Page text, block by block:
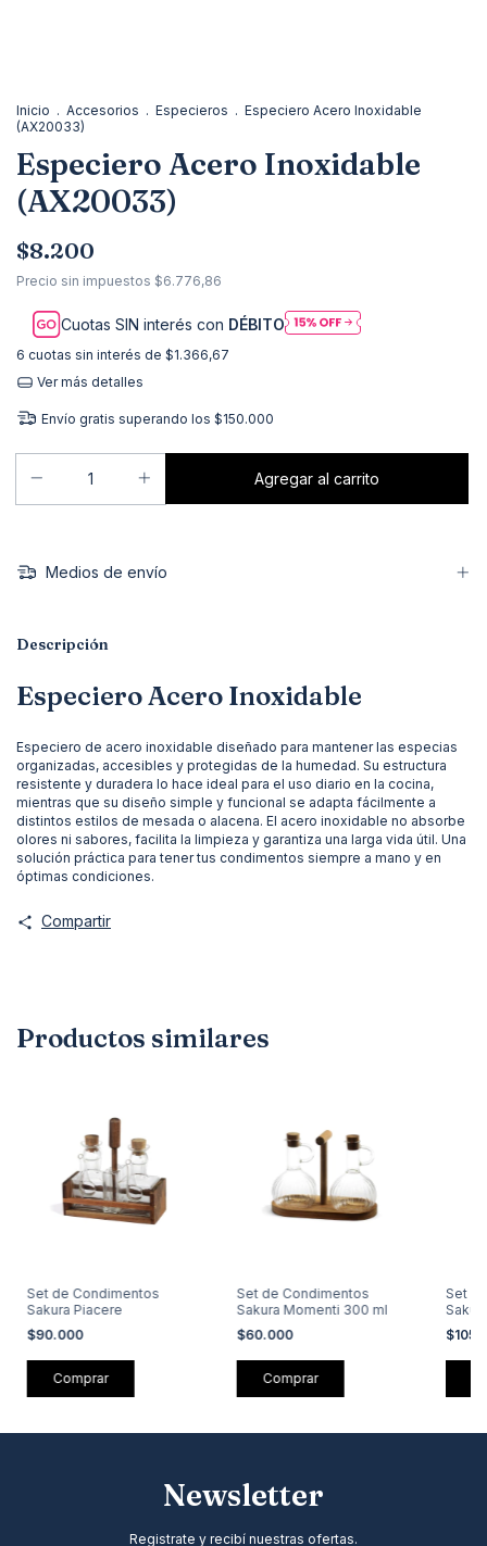
Inicio . Accesorios . Especieros . Especiero Acero Inoxidable
(AX20033)
Especiero Acero Inoxidable
(AX20033)
$8.200
Precio sin impuestos $6.776,86
Cuotas SIN interés con DÉBITO
6 cuotas sin interés de $1.366,67
Ver más detalles
Envío gratis superando los $150.000
Medios de envío
Descripción
Especiero Acero Inoxidable
Especiero de acero inoxidable diseñado para mantener las especias
organizadas, accesibles y protegidas de la humedad. Su estructura
resistente y duradera lo hace ideal para el uso diario en la cocina,
mientras que su diseño simple y funcional se adapta fácilmente a
distintos estilos de mesada o alacena. El acero inoxidable no absorbe
olores ni sabores, facilita la limpieza y garantiza una larga vida útil. Una
solución práctica para tener tus condimentos siempre a mano y en
óptimas condiciones.
Compartir
Productos similares
Set de Condimentos
Sakura Piacere
$90.000
Set de Condimentos
Sakura Momenti 300 ml
$60.000
Set
Newsletter
Registrate y recibí nuestras ofertas.